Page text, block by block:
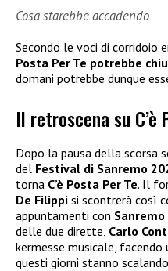
Cosa starebbe accadendo
Secondo le voci di corridoio
Posta Per Te potrebbe
domani potrebbe dunque
Il retroscena su C’è
Dopo la pausa della scorsa
del Festival di Sanremo
torna C’è Posta Per Te. Il
De Filippi si scontrerà così
appuntamenti con Sanremo
delle due dirette, Carlo
kermesse musicale,
questi giorni stanno